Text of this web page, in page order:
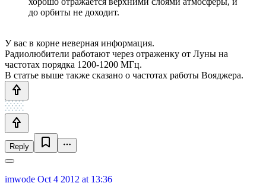
до орбиты не доходит.
У вас в корне неверная информация.
Радиолюбители работают через отраженку от Луны на
частотах порядка 1200-1200 МГц.
В статье выше также сказано о частотах работы Вояджера.
Reply
imwode Oct 4 2012 at 13:36